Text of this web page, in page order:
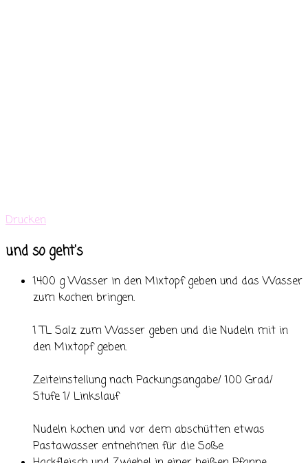
Drucken
und so geht's
1400 g Wasser in den Mixtopf geben und das Wasser
zum kochen bringen.
1 TL Salz zum Wasser geben und die Nudeln mit in
den Mixtopf geben.
Zeiteinstellung nach Packungsangabe/ 100 Grad/
Stufe 1/ Linkslauf
Nudeln kochen und vor dem abschütten etwas
Pastawasser entnehmen für die Soße